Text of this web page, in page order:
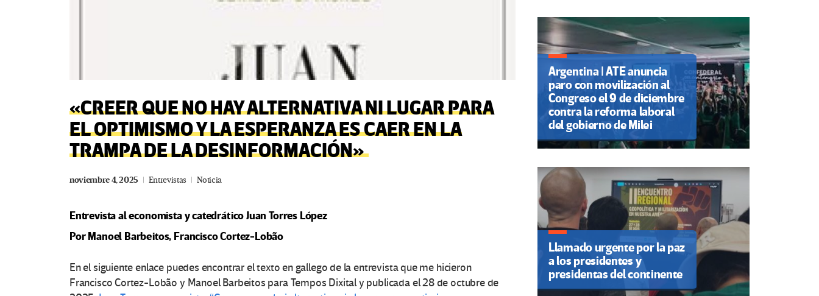
«CREER QUE NO HAY ALTERNATIVA NI LUGAR PARA
EL OPTIMISMO Y LA ESPERANZA ES CAER EN LA
TRAMPA DE LA DESINFORMACIÓN»
noviembre 4, 2025 Entrevistas Noticia
Entrevista al economista y catedrático Juan Torres López
PorManoel Barbeitos, Francisco Cortez-Lobão
En el siguiente enlace puedes encontrar el texto en gallego de la entrevista que me hicieron
Francisco Cortez-Lobão y Manoel Barbeitos para Tempos Dixital y publicada el 28 de octubre de
Argentina | ATE anuncia
paro con movilización al
Congreso el 9 de diciembre
contra la reforma laboral
del gobierno de Milei
Llamado urgente por la paz
a los presidentes y
presidentas del continente